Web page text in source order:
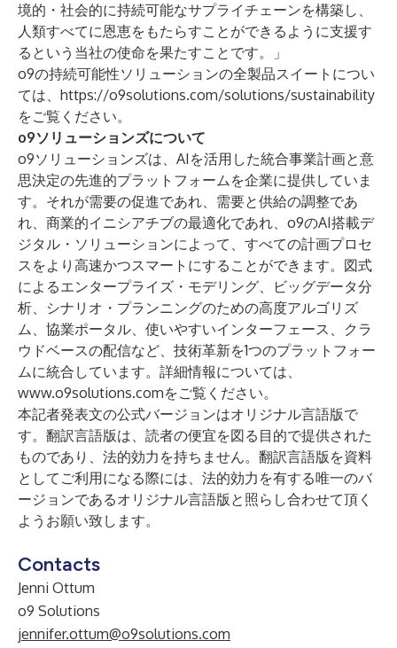
境的・社会的に持続可能なサプライチェーンを構築し、
人類すべてに恩恵をもたらすことができるように支援す
るという当社の使命を果たすことです。」
o9の持続可能性ソリューションの全製品スイートについ
ては、 https://o9solutions.com/solutions/sustainability
をご覧ください。
o9ソリューションズについて
o9ソリューションズは、AIを活用した統合事業計画と意
思決定の先進的プラットフォームを企業に提供していま
す。それが需要の促進であれ、需要と供給の調整であ
れ、商業的イニシアチブの最適化であれ、o9のAI搭載デ
ジタル・ソリューションによって、すべての計画プロセ
スをより高速かつスマートにすることができます。図式
によるエンタープライズ・モデリング、ビッグデータ分
析、シナリオ・プランニングのための高度アルゴリズ
ム、協業ポータル、使いやすいインターフェース、クラ
ウドベースの配信など、技術革新を1つのプラットフォー
ムに統合しています。詳細情報については、
www.o9solutions.comをご覧ください。
本記者発表文の公式バージョンはオリジナル言語版で
す。翻訳言語版は、読者の便宜を図る目的で提供された
ものであり、法的効力を持ちません。翻訳言語版を資料
としてご利用になる際には、法的効力を有する唯一のバ
ージョンであるオリジナル言語版と照らし合わせて頂く
ようお願い致します。
Contacts
Jenni Ottum
o9 Solutions
jennifer.ottum@o9solutions.com